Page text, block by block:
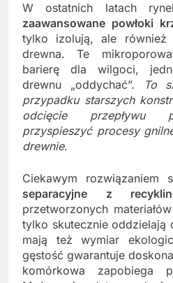
W ostatnich latach
zaawansowane powłoki
tylko izolują, ale również
drewna. Te
barierę dla wilgoci,
drewnu „oddychać”.
To
przypadku starszych
odcięcie przepływu
przyspieszyć procesy
drewnie.
Ciekawym rozwiązaniem
separacyjne z
przetworzonych
tylko skutecznie oddzielają
mają też wymiar
gęstość gwarantuje
komórkowa zapobiega